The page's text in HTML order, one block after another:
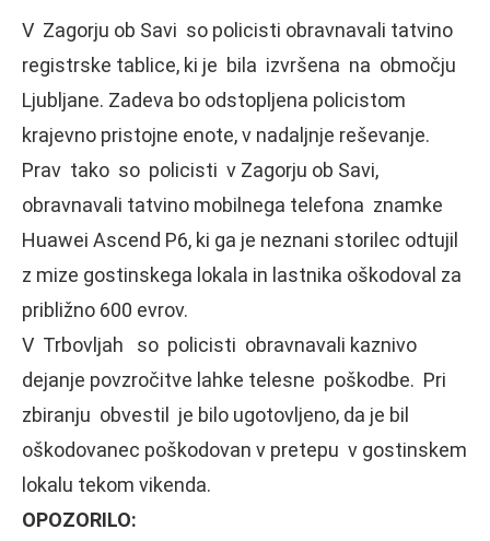
V Zagorju ob Savi so policisti obravnavali tatvino
registrske tablice, ki je bila izvršena na območju
Ljubljane. Zadeva bo odstopljena policistom
krajevno pristojne enote, v nadaljnje reševanje.
Prav tako so policisti v Zagorju ob Savi,
obravnavali tatvino mobilnega telefona znamke
Huawei Ascend P6, ki ga je neznani storilec odtujil
z mize gostinskega lokala in lastnika oškodoval za
približno 600 evrov.
V Trbovljah so policisti obravnavali kaznivo
dejanje povzročitve lahke telesne poškodbe. Pri
zbiranju obvestil je bilo ugotovljeno, da je bil
oškodovanec poškodovan v pretepu v gostinskem
lokalu tekom vikenda.
OPOZORILO: